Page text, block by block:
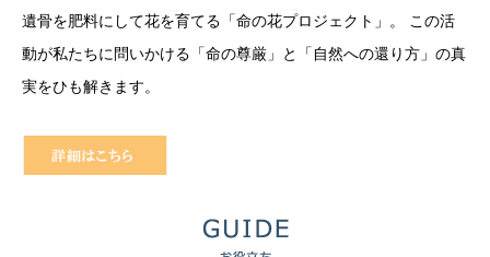
遺骨を肥料にして花を育てる「命の花プロジェクト」。 この活
動が私たちに問いかける「命の尊厳」と「自然への還り方」の真
実をひも解きます。